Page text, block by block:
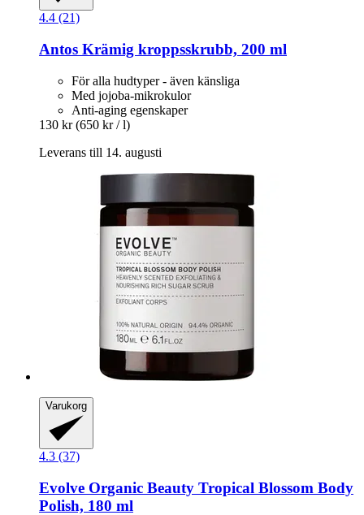
4.4 (21)
Antos Krämig kroppsskrubb, 200 ml
För alla hudtyper - även känsliga
Med jojoba-mikrokulor
Anti-aging egenskaper
130 kr (650 kr / l)
Leverans till 14. augusti
Varukorg
4.3 (37)
Evolve Organic Beauty Tropical Blossom Body
Polish, 180 ml